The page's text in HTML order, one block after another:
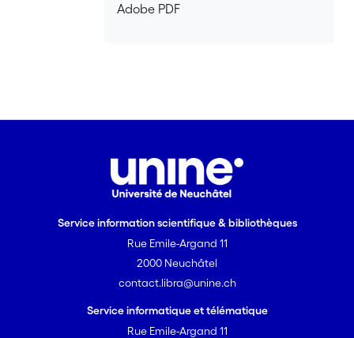
Adobe PDF
Service information scientifique & bibliothèques
Rue Emile-Argand 11
2000 Neuchâtel
contact.libra@unine.ch
Service informatique et télématique
Rue Emile-Argand 11